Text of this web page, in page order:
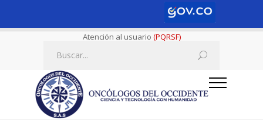
Atención al usuario (PQRSF)